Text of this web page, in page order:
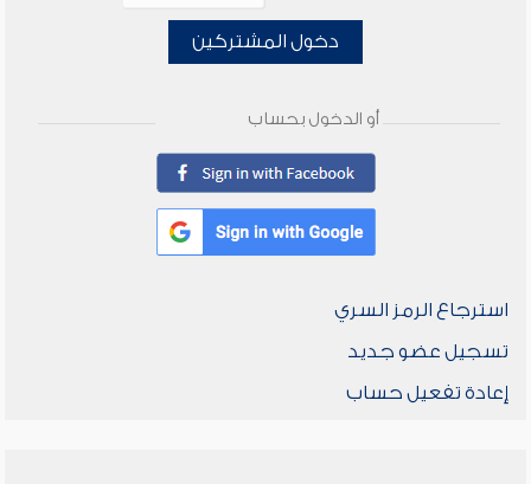
دخول المشتركين
أو الدخول بحساب
استرجاع الرمز السري
تسجيل عضو جديد
إعادة تفعيل حساب